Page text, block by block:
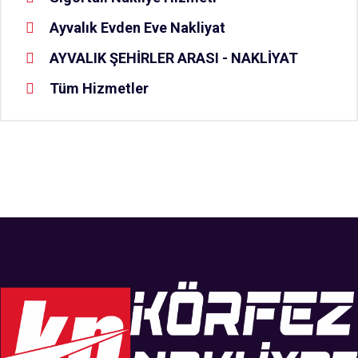
Ayvalık Evden Eve Nakliyat
AYVALIK ŞEHİRLER ARASI - NAKLİYAT
Tüm Hizmetler